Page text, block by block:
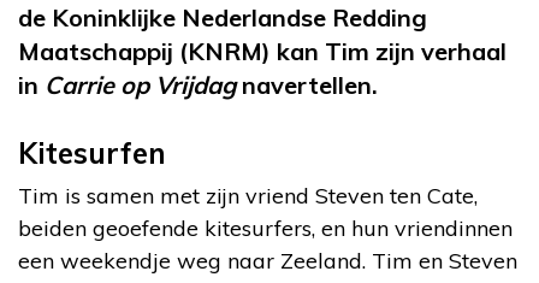
de Koninklijke Nederlandse Redding
Maatschappij (KNRM) kan Tim zijn verhaal
in Carrie op Vrijdagnavertellen.
Kitesurfen
Tim is samen met zijn vriend Steven ten Cate,
beiden geoefende kitesurfers, en hun vriendinnen
een weekendje weg naar Zeeland. Tim en Steven